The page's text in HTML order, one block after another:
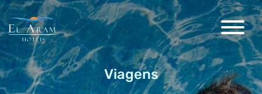
Viagens